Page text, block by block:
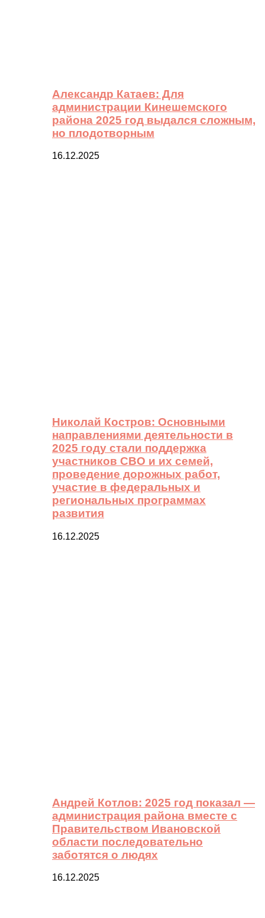
Александр Катаев: Для
администрации Кинешемского
района 2025 год выдался сложным,
но плодотворным
16.12.2025
Николай Костров: Основными
направлениями деятельности в
2025 году стали поддержка
участников СВО и их семей,
проведение дорожных работ,
участие в федеральных и
региональных программах
развития
16.12.2025
Андрей Котлов: 2025 год показал —
администрация района вместе с
Правительством Ивановской
области последовательно
заботятся о людях
16.12.2025